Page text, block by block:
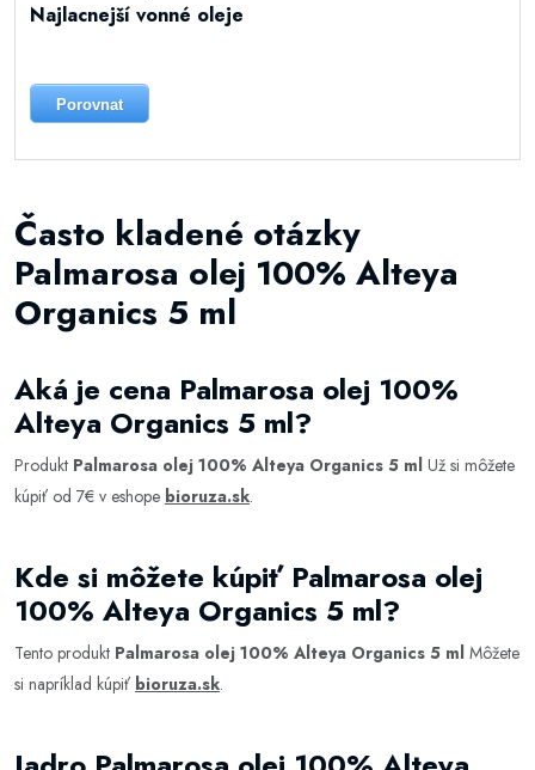
Najlacnejší vonné oleje
Porovnat
Často kladené otázky
Palmarosa olej 100% Alteya
Organics 5 ml
Aká je cena Palmarosa olej 100%
Alteya Organics 5 ml?
Produkt Palmarosa olej 100% Alteya Organics 5 ml Už si môžete
kúpiť od 7€ v eshope bioruza.sk.
Kde si môžete kúpiť Palmarosa olej
100% Alteya Organics 5 ml?
Tento produkt Palmarosa olej 100% Alteya Organics 5 ml Môžete
si napríklad kúpiť bioruza.sk.